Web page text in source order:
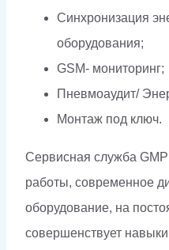
Синхронизация
оборудования;
GSM- мониторинг;
Пневмоаудит/
Монтаж под ключ.
Сервисная служба
работы, современное
оборудование, на
совершенствует